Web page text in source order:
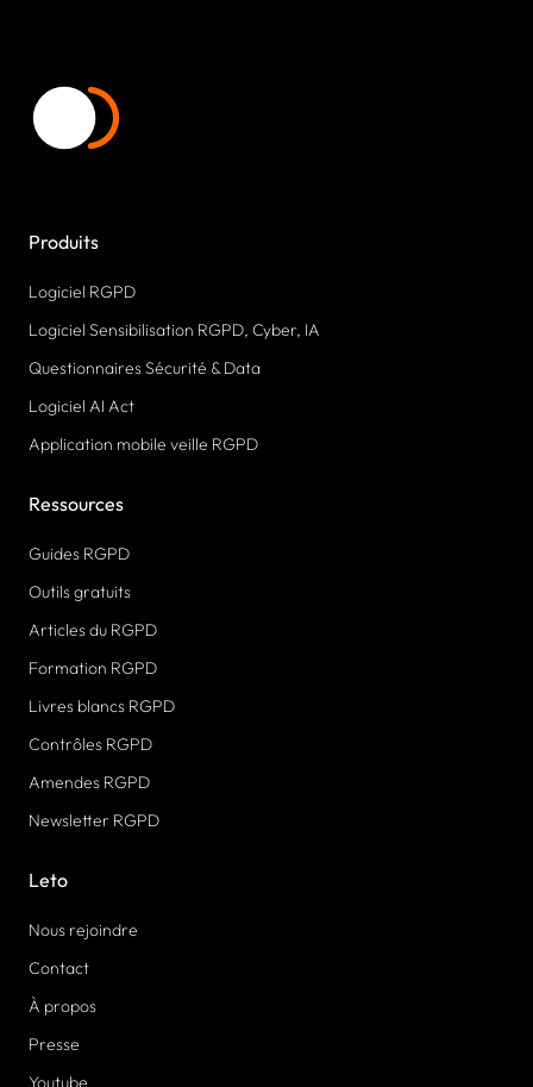
Produits
Logiciel RGPD
Logiciel Sensibilisation RGPD, Cyber, IA
Questionnaires Sécurité & Data
Logiciel AI Act
Application mobile veille RGPD
Ressources
Guides RGPD
Outils gratuits
Articles du RGPD
Formation RGPD
Livres blancs RGPD
Contrôles RGPD
Amendes RGPD
Newsletter RGPD
Leto
Nous rejoindre
Contact
À propos
Presse
Youtube